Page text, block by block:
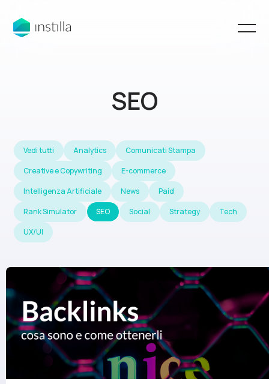
SEO
Vedi tutti Analytics
Comunicati Stampa
Creative e Copywriting
E-commerce
Intelligenza Artificiale
News
Paid
Rank Simulator
SEO Social Strategy
Tech
UX/UI